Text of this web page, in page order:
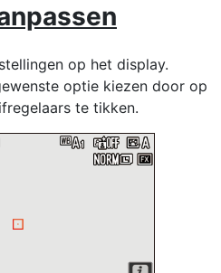
op het display.
optie kiezen door op
te tikken.